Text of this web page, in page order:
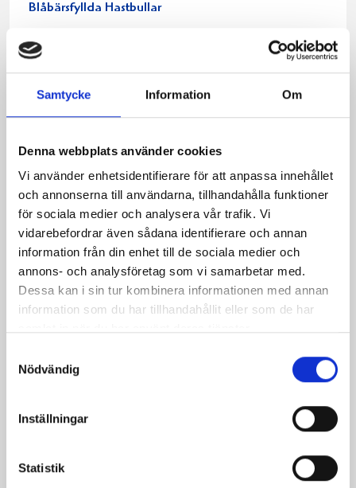
Samtycke Information Om
Denna webbplats använder cookies
Vi använder enhetsidentifierare för att anpassa innehållet
och annonserna till användarna, tillhandahålla funktioner
för sociala medier och analysera vår trafik. Vi
vidarebefordrar även sådana identifierare och annan
information från din enhet till de sociala medier och
annons- och analysföretag som vi samarbetar med.
Dessa kan i sin tur kombinera informationen med annan
information som du har tillhandahållit eller som de har
Nödvändig
Inställningar
Statistik
Blåbärsfyllda Hastbullar
Relaterade recept:
fika och baka bakelse
Facebook
TwitterPinterest
via
e-
post
ut
Bäst i test: Norrmejeriers laktosfria